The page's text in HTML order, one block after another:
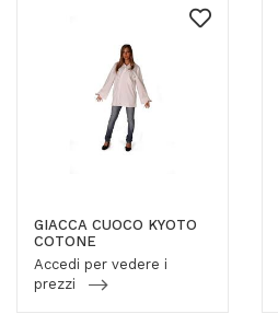
GIACCA CUOCO KYOTO
COTONE
Accedi per vedere i
prezzi